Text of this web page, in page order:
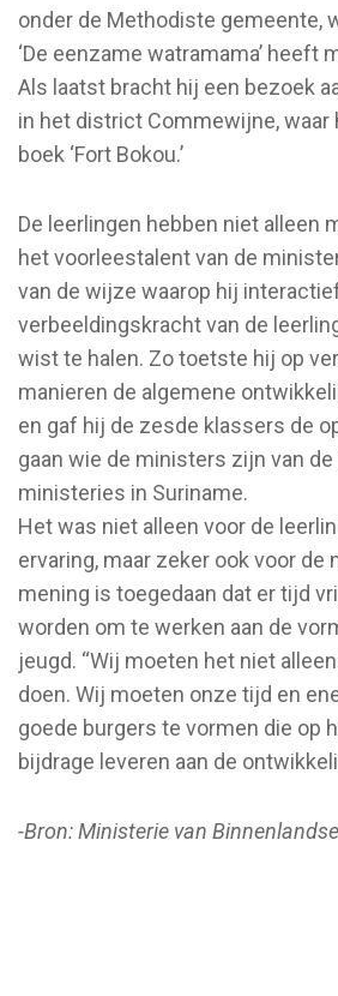
onder de Methodiste gemeente,
‘De eenzame watramama’ heeft
Als laatst bracht hij een bezoek
in het district Commewijne, waar
boek ‘Fort Bokou.’
De leerlingen hebben niet alleen
het voorleestalent van de
van de wijze waarop hij
verbeeldingskracht van de
wist te halen. Zo toetste hij op
manieren de algemene
en gaf hij de zesde klassers de
gaan wie de ministers zijn van
ministeries in Suriname.
Het was niet alleen voor de
ervaring, maar zeker ook voor de
mening is toegedaan dat er tijd
worden om te werken aan de
jeugd. “Wij moeten het niet
doen. Wij moeten onze tijd en
goede burgers te vormen die op
bijdrage leveren aan de
-Bron: Ministerie van